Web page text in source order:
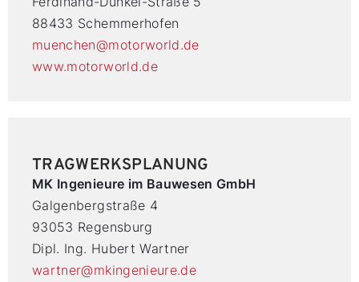
88433 Schemmerhofen
muenchen@motorworld.de
www.motorworld.de
TRAGWERKSPLANUNG
MK Ingenieure im Bauwesen GmbH
Galgenbergstraße 4
93053 Regensburg
Dipl. Ing. Hubert Wartner
wartner@mkingenieure.de